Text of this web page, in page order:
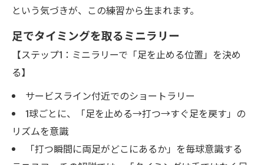
という気づきが、この練習から生まれます。
足でタイミングを取るミニラリー
【ステップ1：ミニラリーで「足を止める位置」を決め
る】
サービスライン付近でのショートラリー
1球ごとに、「足を止める→打つ→すぐ足を戻す」の
リズムを意識
「打つ瞬間に両足がどこにあるか」を毎球意識する